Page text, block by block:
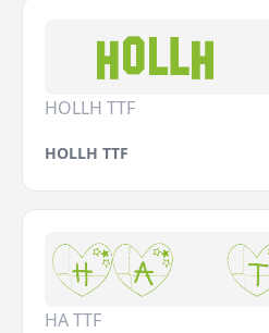
HOLLH TTF
HOLLH TTF
HA TTF